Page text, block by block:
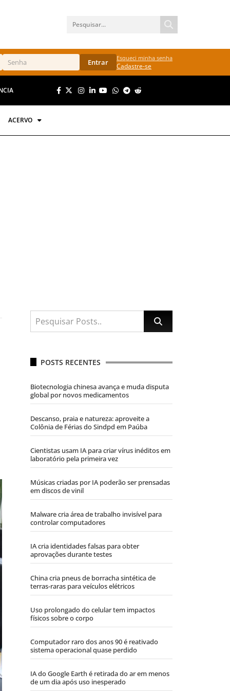
Entrar Esqueci minha senha
Cadastre-se
ACERVO
POSTS RECENTES
Biotecnologia chinesa avança e muda disputa
global por novos medicamentos
Descanso, praia e natureza: aproveite a
Colônia de Férias do Sindpd em Paúba
Cientistas usam IA para criar vírus inéditos em
laboratório pela primeira vez
Músicas criadas por IA poderão ser prensadas
em discos de vinil
Malware cria área de trabalho invisível para
controlar computadores
IA cria identidades falsas para obter
aprovações durante testes
China cria pneus de borracha sintética de
terras-raras para veículos elétricos
Uso prolongado do celular tem impactos
físicos sobre o corpo
Computador raro dos anos 90 é reativado
sistema operacional quase perdido
IA do Google Earth é retirada do ar em menos
de um dia após uso inesperado